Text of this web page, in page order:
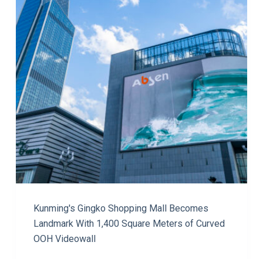
Kunming's Gingko Shopping Mall Becomes
Landmark With 1,400 Square Meters of Curved
OOH Videowall